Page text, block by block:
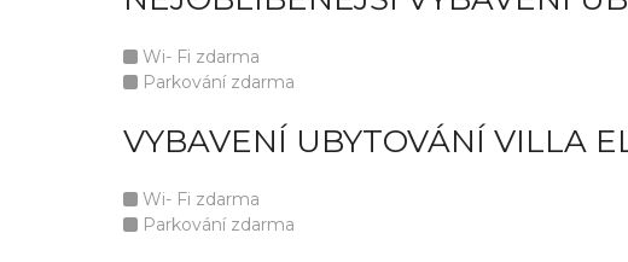
Wi- Fi zdarma
Parkování zdarma
VYBAVENÍ UBYTOVÁNÍ VILLA
Wi- Fi zdarma
Parkování zdarma